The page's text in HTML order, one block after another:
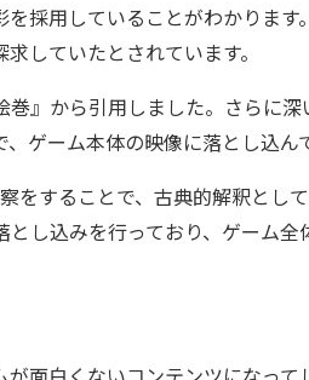
採用していることがわかりま
していたとされています。
』から引用しました。さらに
ゲーム本体の映像に落とし込ん
をすることで、古典的解釈とし
し込みを行っており、ゲーム